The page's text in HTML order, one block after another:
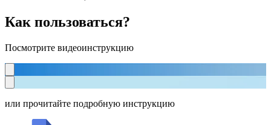
Как пользоваться?
Посмотрите видеоинструкцию
или прочитайте подробную инструкцию